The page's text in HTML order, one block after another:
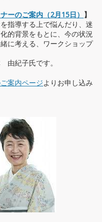
ーのご案内（2月15日） 】
指導する上で悩んだり、迷
的背景をもとに、今の状況
に考える、ワークショップ
紀子氏です。
案内ページよりお申し込み